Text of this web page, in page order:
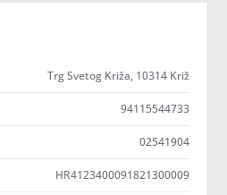
Trg Svetog Križa, 10314 Križ
94115544733
02541904
HR4123400091821300009